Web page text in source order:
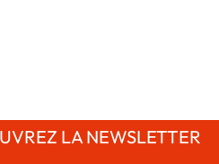
LA NEWSLETTER